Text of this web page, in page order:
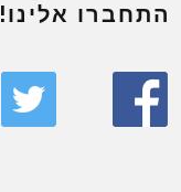
התחברו אלינו!